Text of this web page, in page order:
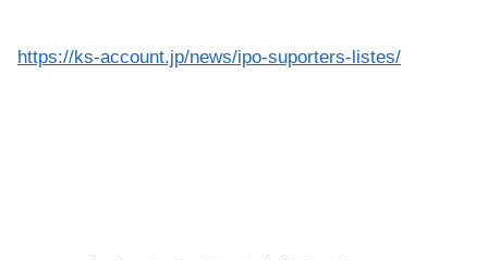
https://ks-account.jp/news/ipo-suporters-listes/